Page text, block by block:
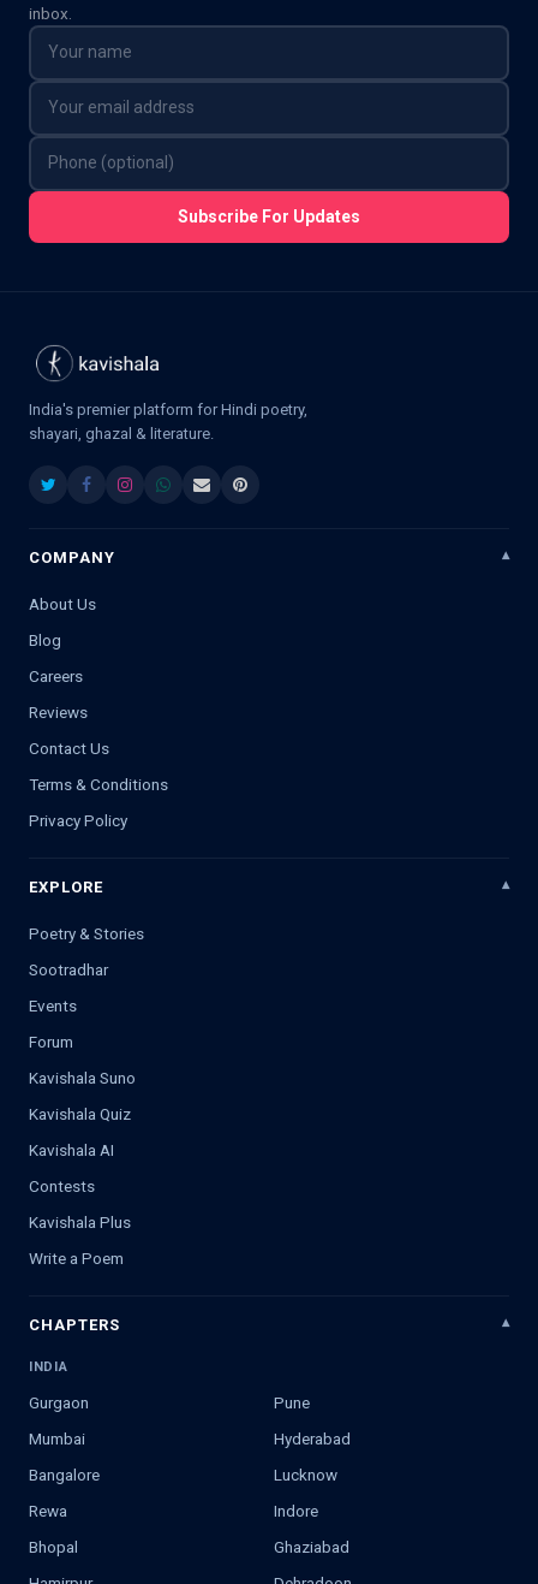
inbox.
Subscribe For Updates
India's premier platform for Hindi poetry,
shayari, ghazal & literature.
COMPANY
About Us
Blog
Careers
Reviews
Contact Us
Terms & Conditions
Privacy Policy
EXPLORE
Poetry & Stories
Sootradhar
Events
Forum
Kavishala Suno
Kavishala Quiz
Kavishala AI
Contests
Kavishala Plus
Write a Poem
CHAPTERS
INDIA
Gurgaon
Pune
Mumbai
Hyderabad
Bangalore
Lucknow
Rewa
Indore
Bhopal
Ghaziabad